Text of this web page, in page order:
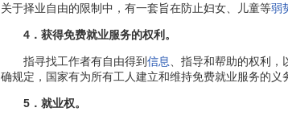
关于择业自由的限制中，有一套旨在防止妇女、儿童等弱
4．获得免费就业服务的权利。
指寻找工作者有自由得到信息
、指导和帮助的权利
确规定，国家有为所有工人建立和维持免费就业服务的义
5．就业权。